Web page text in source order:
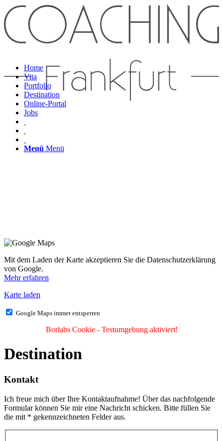
Home
Vita
Portfolio
Destination
Online-Portal
Jobs
Menü Menü
Mit dem Laden der Karte akzeptieren Sie die Datenschutzerklärung
von Google.
Mehr erfahren
Karte laden
Google Maps immer entsperren
Borlabs Cookie - Testumgebung aktiviert!
Destination
Kontakt
Ich freue mich über Ihre Kontaktaufnahme! Über das nachfolgende
Formular können Sie mir eine Nachricht schicken. Bitte füllen Sie
die mit * gekennzeichneten Felder aus.